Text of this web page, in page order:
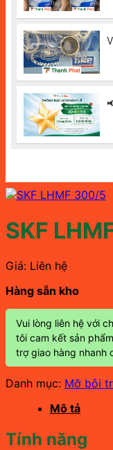
SKF
Giá: Liên hệ
Hàng sẵn kho
Vui lòng liên hệ với
tôi cam kết sản
trợ giao hàng nhanh
Danh mục: Mỡ bôi
Mô tả
Tính năng